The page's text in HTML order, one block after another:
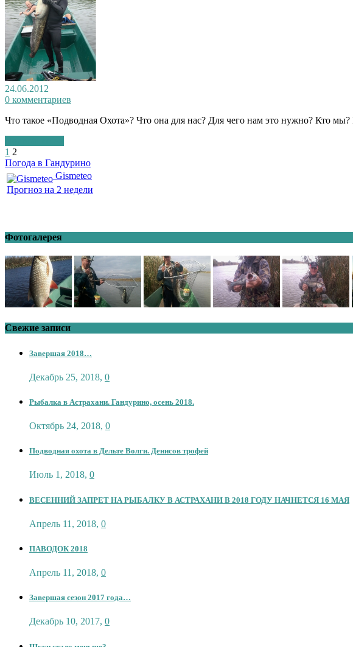
24.06.2012
0 комментариев
Что такое «Подводная Охота»? Что она для нас? Для чего нам это нужно? Кто
1 2
Погода в Гандурино
Gismeteo
Прогноз на 2 недели
Фотогалерея
Свежие записи
Завершая 2018…
Декабрь 25, 2018, 0
Рыбалка в Астрахани. Гандурино, осень 2018.
Октябрь 24, 2018, 0
Подводная охота в Дельте Волги. Денисов трофей
Июль 1, 2018, 0
ВЕСЕННИЙ ЗАПРЕТ НА РЫБАЛКУ В АСТРАХАНИ В 2018 ГОДУ НАЧНЕТСЯ 16 МАЯ
Апрель 11, 2018, 0
ПАВОДОК 2018
Апрель 11, 2018, 0
Завершая сезон 2017 года…
Декабрь 10, 2017, 0